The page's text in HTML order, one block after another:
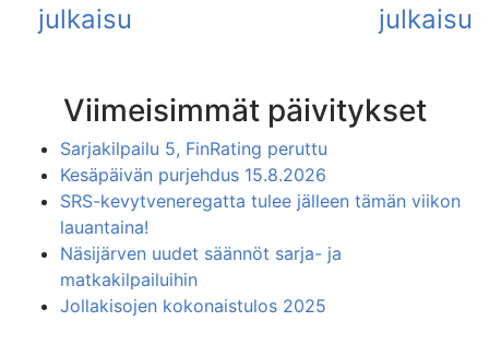
Viimeisimmät päivitykset
Sarjakilpailu 5, FinRating peruttu
Kesäpäivän purjehdus 15.8.2026
SRS-kevytveneregatta tulee jälleen tämän viikon
lauantaina!
Näsijärven uudet säännöt sarja- ja
matkakilpailuihin
Jollakisojen kokonaistulos 2025